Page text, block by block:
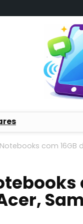
com 16GB